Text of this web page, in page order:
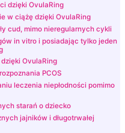
dzięki OvulaRing
w ciążę dzięki OvulaRing
cud, mimo nieregularnych cykli
in vitro i posiadając tylko jeden
OvulaRing
PCOS
leczenia niepłodności pomimo
starań o dziecko
jajników i długotrwałej